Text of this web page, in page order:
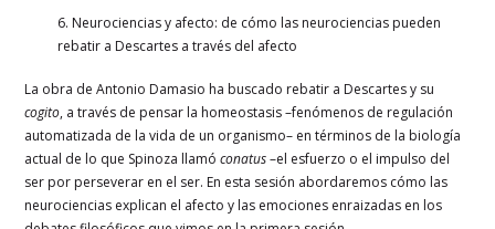
6. Neurociencias y afecto: de cómo las neurociencias pueden
rebatir a Descartes a través del afecto
La obra de Antonio Damasio ha buscado rebatir a Descartes y su
cogito, a través de pensar la homeostasis –fenómenos de regulación
automatizada de la vida de un organismo– en términos de la biología
actual de lo que Spinoza llamóconatus–el esfuerzo o el impulso del
ser por perseverar en el ser. En esta sesión abordaremos cómo las
neurociencias explican el afecto y las emociones enraizadas en los